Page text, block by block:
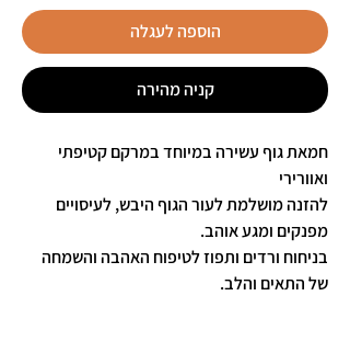
הוספה לעגלה
קניה מהירה
חמאת גוף עשירה במיוחד במרקם קטיפתי
ואוורירי
להזנה מושלמת לעור הגוף היבש, לעיסויים
מפנקים ומגע אוהב.
בניחוח ורדים ותפוז לטיפוח האהבה והשמחה
של התאים והלב.